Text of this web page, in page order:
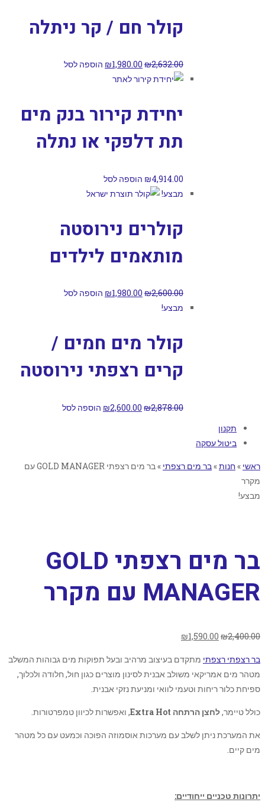
קולר חם / קר ניתלה
₪2,632.00
₪1,980.00 הוספה לסל
יחידת קירור בנק מים
תת דלפקי או נתלה
₪4,914.00
הוספה לסל
מבצע!
קולרים נירוסטה
מותאמים לילדים
₪2,600.00
₪1,980.00
הוספה לסל
מבצע!
קולר מים חמים /
קרים רצפתי נירוסטה
₪2,878.00
₪2,600.00
הוספה לסל
תקנון
ביטול עסקה
ראשי » חנות»בר מים רצפתי »
בר מים רצפתי GOLD MANAGER עם
מקרר
מבצע!
בר מים רצפתי GOLD
MANAGER עם מקרר
₪2,400.00
₪1,590.00
בר רצפתי רצפתי מתקדם בעיצוב מרהיב ובעל תפוקות מים גבוהות המשלב
מטהר מים אמריקאי משולב אבנית לסינון מוצרים כגון חול, חלודה ולכלוך,
ספיחת כלור ריחות וטעמי לוואי ומניעת נזקי אבנית.
כולל טיימר,לחצן הרתחה Extra Hot , ואפשרות לכיוון טמפרטורות.
את המערכת ניתן לשלב עם מערכות אוסמוזה הפוכה וכמעט עם כל מטהר
מים קיים.
יתרונות טכניים ייחודיים: